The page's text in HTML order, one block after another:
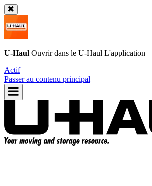
U-Haul Ouvrir dans le U-Haul L'application
Actif
Passer au contenu principal